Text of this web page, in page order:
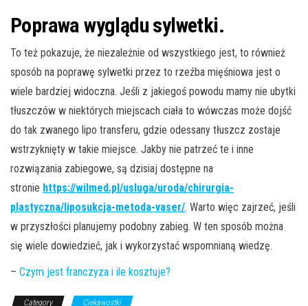
Poprawa wyglądu sylwetki.
To też pokazuje, że niezależnie od wszystkiego jest, to również
sposób na poprawę sylwetki przez to rzeźba mięśniowa jest o
wiele bardziej widoczna. Jeśli z jakiegoś powodu mamy nie ubytki
tłuszczów w niektórych miejscach ciała to wówczas może dojść
do tak zwanego lipo transferu, gdzie odessany tłuszcz zostaje
wstrzyknięty w takie miejsce. Jakby nie patrzeć te i inne
rozwiązania zabiegowe, są dzisiaj dostępne na
stronie https://wilmed.pl/usluga/uroda/chirurgia-
plastyczna/liposukcja-metoda-vaser/. Warto więc zajrzeć, jeśli
w przyszłości planujemy podobny zabieg. W ten sposób można
się wiele dowiedzieć, jak i wykorzystać wspomnianą wiedzę.
– Czym jest franczyza i ile kosztuje?
Category Ciekawostki